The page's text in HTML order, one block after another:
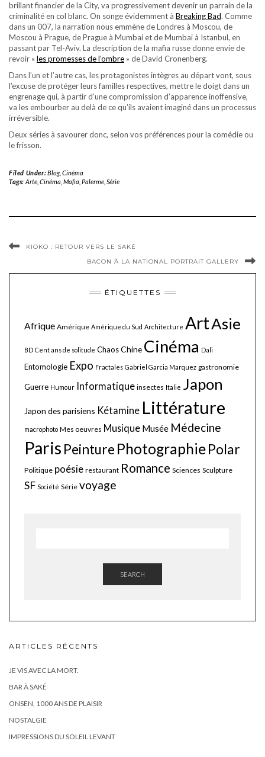
brillant financier de la City, va progressivement devenir un parrain de la
criminalité en col blanc. On songe évidemment à Breaking Bad. Comme
dans un 007, la narration nous emmène de Londres à Moscou, de
Moscou à Prague, de Prague à Mumbai et de Mumbai à Istanbul, en
passant par Tel-Aviv. La description de la mafia russe donne envie de
revoir « les promesses de l’ombre » de David Cronenberg.
Dans l’un et l’autre cas, les protagonistes intègres au départ vont, sous
l’excuse de protéger leurs familles respectives, mettre le doigt dans un
engrenage qui, à partir d’une compromission d’apparence inoffensive,
va les embourber au delà de ce qu’ils avaient imaginé dans un processus
irréversible.
Deux séries à savourer donc, selon vos préférences pour la comédie ou
le frisson.
Filed Under:Blog, Cinéma
Tags: Arte, Cinéma Mafia Palerme, Série
KIOKO : RETOUR VERS LE SAKÉ
BACON À LA NATIONAL PORTRAIT GALLERY
ÉTIQUETTES
Afrique Amérique Amérique du Sud Architecture ArtAsie
BD Cent ans de solitude ChaosChine Cinéma Dali
Entomologie Expo Fractales Gabriel Garcia Marquez gastronomie
Guerre Humour Informatique insectes Italie Japon
Japon des parisiens Kétamine Littérature
macrophoto Mes oeuvres Musique Musée Médecine
Paris Peinture PhotographiePolar
Politique poésie restaurant Romance Sciences Sculpture
SF Société Série voyage
SEARCH
ARTICLES RÉCENTS
JE VIS AVEC LA MORT.
BAR À SAKÉ
ONSEN, 1000 ANS DE PLAISIR
NOSTALGIE
IMPRESSIONS DU SOLEIL LEVANT